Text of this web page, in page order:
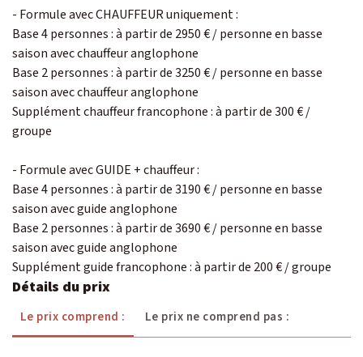
- Formule avec CHAUFFEUR uniquement :
Base 4 personnes : à partir de 2950 € / personne en basse
saison avec chauffeur anglophone
Base 2 personnes : à partir de 3250 € / personne en basse
saison avec chauffeur anglophone
Supplément chauffeur francophone : à partir de 300 € /
groupe
- Formule avec GUIDE + chauffeur :
Base 4 personnes : à partir de 3190 € / personne en basse
saison avec guide anglophone
Base 2 personnes : à partir de 3690 € / personne en basse
saison avec guide anglophone
Supplément guide francophone : à partir de 200 € / groupe
Détails du prix
Le prix comprend : Le prix ne comprend pas :